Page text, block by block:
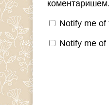
коментаришем.
Notify me of
Notify me of